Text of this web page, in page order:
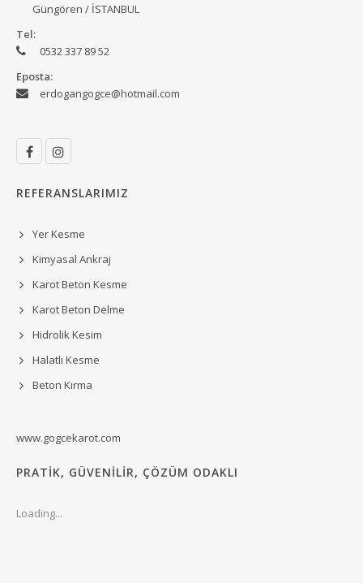
Güngören / İSTANBUL
Tel:
0532 337 89 52
Eposta:
erdogangogce@hotmail.com
REFERANSLARIMIZ
Yer Kesme
Kimyasal Ankraj
Karot Beton Kesme
Karot Beton Delme
Hidrolik Kesim
Halatlı Kesme
Beton Kırma
www.gogcekarot.com
PRATİK, GÜVENİLİR, ÇÖZÜM ODAKLI
Loading...